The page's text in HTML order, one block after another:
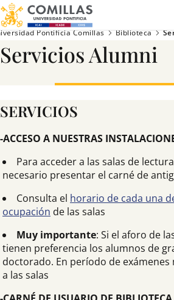
Máster en
Pontificia Comillas Biblioteca
Servicios Alumni
SERVICIOS
-ACCESO A NUESTRAS
Para acceder a las salas de
necesario presentar el carné de
Consulta el horario de cada una
ocupación de las salas
Muy importante: Si el aforo de
tienen preferencia los alumnos de
doctorado. En período de exámenes
a las salas